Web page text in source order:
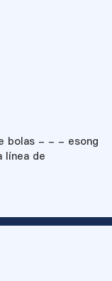
bolas - - - esong
línea de